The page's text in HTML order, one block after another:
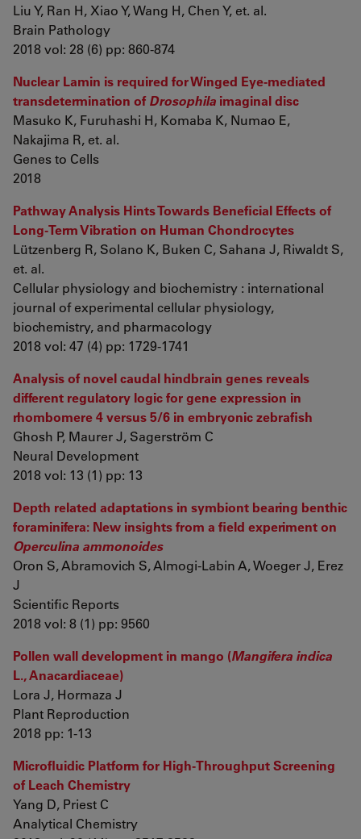
Liu Y, Ran H, Xiao Y, Wang H, Chen Y, et. al.
Brain Pathology
2018 vol: 28 (6) pp: 860-874
Nuclear Lamin is required for Winged Eye-mediated
transdetermination ofDrosophila imaginal disc
Masuko K, Furuhashi H, Komaba K, Numao E,
Nakajima R, et. al.
Genes to Cells
2018
Pathway Analysis Hints Towards Beneficial Effects of
Long-Term Vibration on Human Chondrocytes
Lützenberg R, Solano K, Buken C, Sahana J, Riwaldt S,
et. al.
Cellular physiology and biochemistry : international
journal of experimental cellular physiology,
biochemistry, and pharmacology
2018 vol: 47 (4) pp: 1729-1741
Analysis of novel caudal hindbrain genes reveals
different regulatory logic for gene expression in
rhombomere 4 versus 5/6 in embryonic zebrafish
Ghosh P, Maurer J, Sagerström C
Neural Development
2018 vol: 13 (1) pp: 13
Depth related adaptations in symbiont bearing benthic
foraminifera: New insights from a field experiment on
Operculina ammonoides
Oron S, Abramovich S, Almogi-Labin A, Woeger J, Erez
J
Scientific Reports
2018 vol: 8 (1) pp: 9560
Pollen wall development in mango (Mangifera indica
L., Anacardiaceae)
Lora J, Hormaza J
Plant Reproduction
2018 pp: 1-13
Microfluidic Platform for High-Throughput Screening
of Leach Chemistry
Yang D, Priest C
Analytical Chemistry